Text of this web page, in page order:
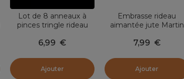
Lot de 8 anneaux à
pinces tringle rideau
mat
6,99 €
Ajouter
Embrasse rideau
aimantée jute Martin
7,99 €
Ajouter